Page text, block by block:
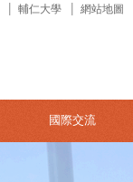
輔仁大學 網站地圖
國際交流